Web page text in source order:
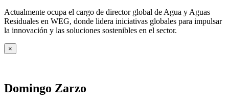
Actualmente ocupa el cargo de director global de Agua y Aguas
Residuales en WEG, donde lidera iniciativas globales para impulsar
la innovación y las soluciones sostenibles en el sector.
×
Domingo Zarzo